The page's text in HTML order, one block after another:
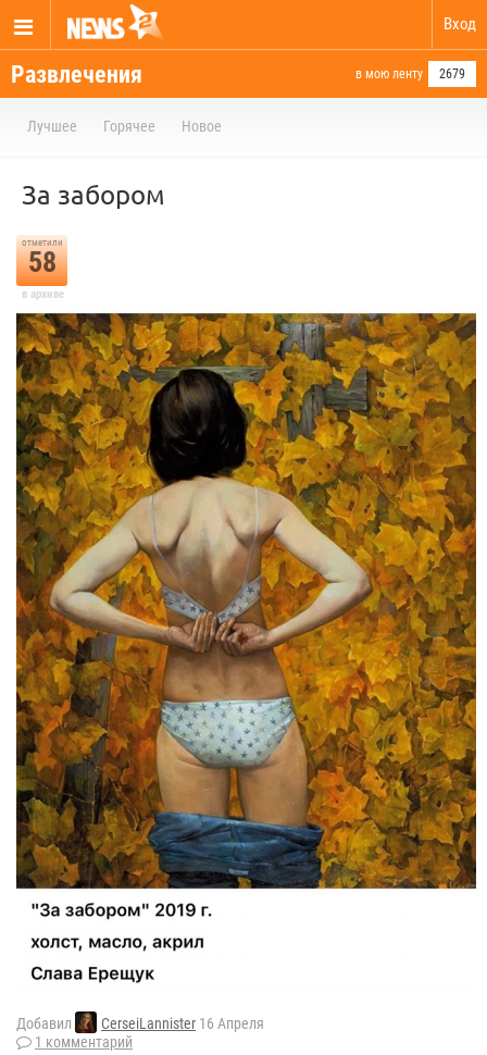
Вход
Развлечения в мою ленту 2679
Лучшее Горячее Новое
За забором
отметили
58
в архиве
Добавил CerseiLannister 16 Апреля
1 комментарий